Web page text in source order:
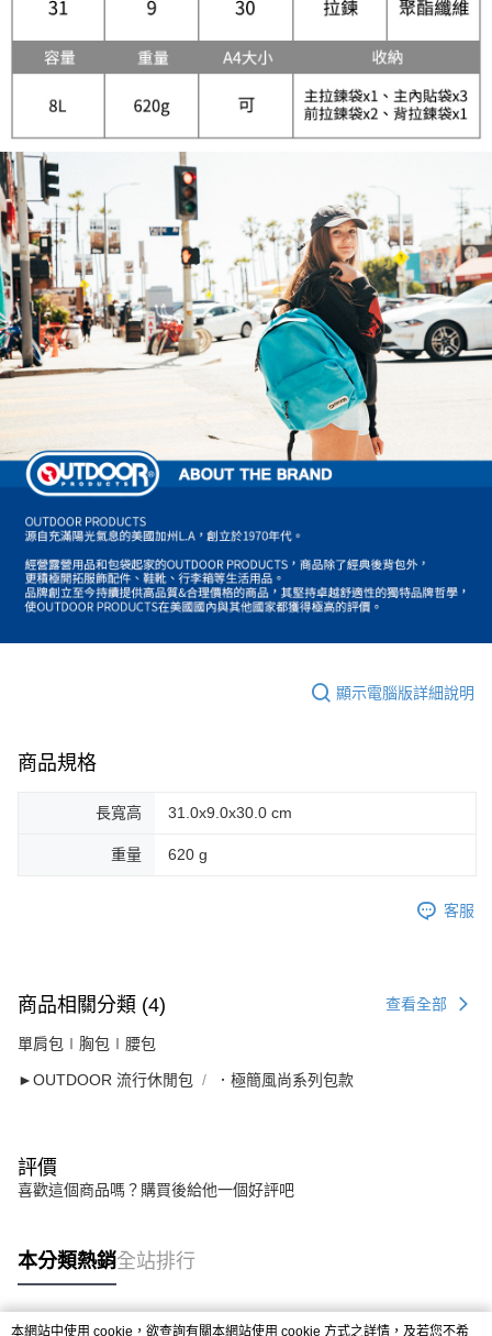
顯示電腦版詳細說明
商品規格
長寬高 31.0x9.0x30.0 cm
重量 620 g
客服
商品相關分類 (4) 查看全部
單肩包∣胸包∣腰包
►OUTDOOR 流行休閒包 ．極簡風尚系列包款
評價
喜歡這個商品嗎？購買後給他一個好評吧
本分類熱銷全站排行
本網站中使用 cookie，欲查詢有關本網站使用 cookie 方式之詳情，及若您不希